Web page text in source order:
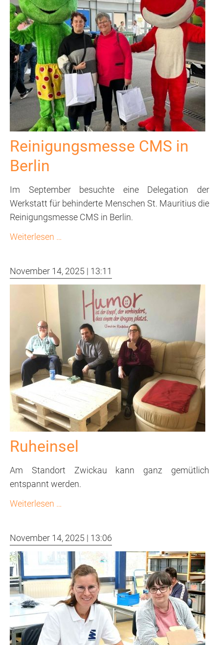
Reinigungsmesse CMS in
Berlin
Im September besuchte eine Delegation der
Werkstatt für behinderte Menschen St. Mauritius die
Reinigungsmesse CMS in Berlin.
Weiterlesen …
Berlin
November 14, 2025 | 13:11
Ruheinsel
Am Standort Zwickau kann ganz gemütlich
entspannt werden.
Weiterlesen …
November 14, 2025 | 13:06